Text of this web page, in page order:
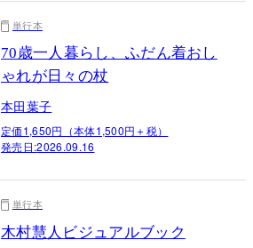
単行本
70歳一人暮らし、ふだん着おし
ゃれが日々の杖
本田葉子
定価1,650円（本体1,500円＋税）
発売日:2026.09.16
単行本
木村慧人ビジュアルブック